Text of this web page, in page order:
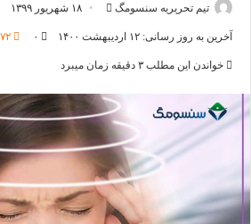
تیم تحریریه سنسومگ
ارسال۱۸ شهریور ۱۳۹۹
آخرین به روز رسانی: ۱۲ اردیبهشت ۱۴۰۰ ۰
خواندن این مطلب ۳ دقیقه زمان میبرد